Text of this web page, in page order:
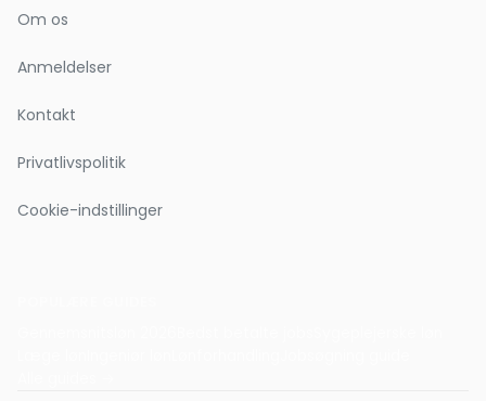
Om os
Anmeldelser
Kontakt
Privatlivspolitik
Cookie-indstillinger